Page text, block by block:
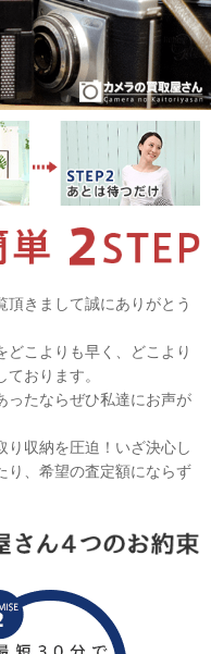
きまして誠にありがとう
こよりも早く、どこより
おります。
ったならぜひ私達にお声が
り収納を圧迫！いざ決心し
り、希望の査定額にならず